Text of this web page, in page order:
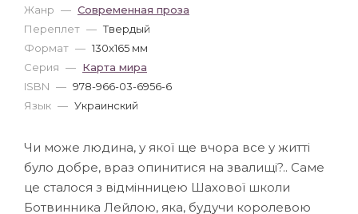
Жанр — Современная проза
Переплет — Твердый
Формат — 130x165 мм
Серия — Карта мира
ISBN — 978-966-03-6956-6
Язык — Украинский
Чи може людина, у якої ще вчора все у житті
було добре, враз опинитися на звалищі?.. Саме
це сталося з відмінницею Шахової школи
Ботвинника Лейлою, яка, будучи королевою